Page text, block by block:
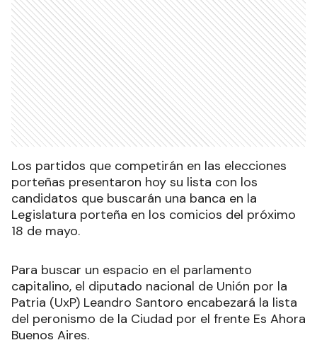
Los partidos que competirán en las elecciones
porteñas presentaron hoy su lista con los
candidatos que buscarán una banca en la
Legislatura porteña en los comicios del próximo
18 de mayo.
Para buscar un espacio en el parlamento
capitalino, el diputado nacional de Unión por la
Patria (UxP) Leandro Santoro encabezará la lista
del peronismo de la Ciudad por el frente Es Ahora
Buenos Aires.